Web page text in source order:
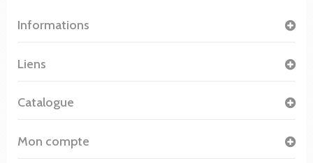
Informations
Liens
Catalogue
Mon compte